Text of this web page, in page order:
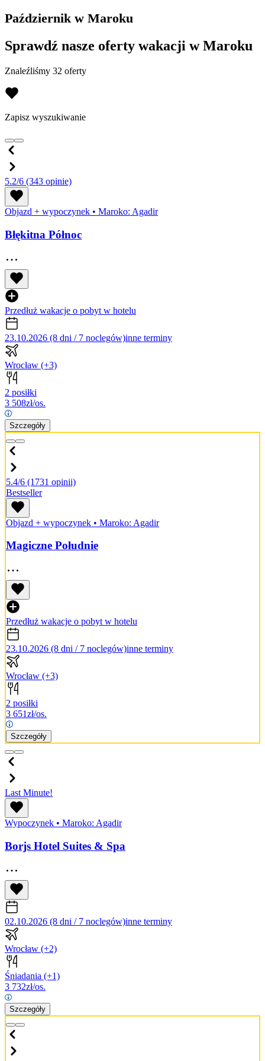
Październik w Maroku
Sprawdź nasze oferty wakacji w Maroku
Znaleźliśmy 32 oferty
Zapisz wyszukiwanie
5.2/6 (343 opinie)
Objazd + wypoczynek • Maroko: Agadir
Błękitna Północ
Przedłuż wakacje o pobyt w hotelu
23.10.2026 (8 dni / 7 noclegów)inne terminy
Wrocław (+3)
2 posiłki
3 508zł/os.
Szczegóły
5.4/6 (1731 opinii)
Bestseller
Objazd + wypoczynek • Maroko: Agadir
Magiczne Południe
Przedłuż wakacje o pobyt w hotelu
23.10.2026 (8 dni / 7 noclegów)inne terminy
Wrocław (+3)
2 posiłki
3 651zł/os.
Szczegóły
Last Minute!
Wypoczynek • Maroko: Agadir
Borjs Hotel Suites & Spa
02.10.2026 (8 dni / 7 noclegów)inne terminy
Wrocław (+2)
Śniadania (+1)
3 732zł/os.
Szczegóły